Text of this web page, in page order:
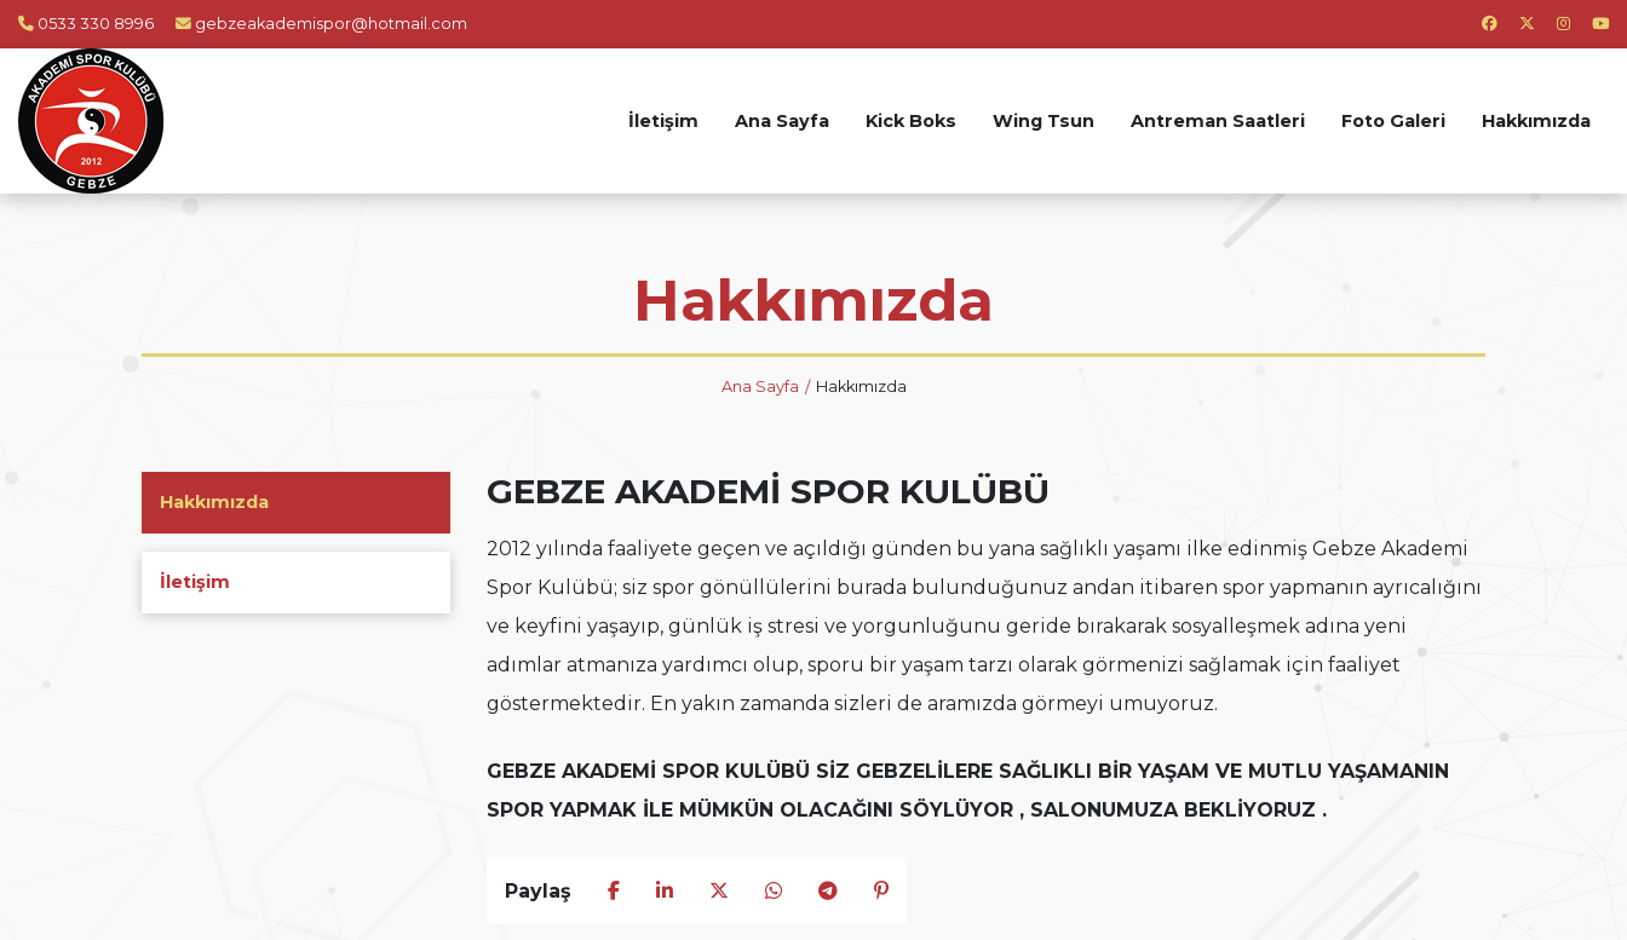
0533 330 8996 gebzeakademispor@hotmail.com
İletişim Ana Sayfa Kick Boks Wing Tsun Antreman Saatleri Foto Galeri Hakkımızda
Hakkımızda
Ana Sayfa Hakkımızda
Hakkımızda
İletişim
GEBZE AKADEMİ SPOR KULÜBÜ
2012 yılında faaliyete geçen ve açıldığı günden bu yana sağlıklı yaşamı ilke edinmiş Gebze Akademi
Spor Kulübü; siz spor gönüllülerini burada bulunduğunuz andan itibaren spor yapmanın ayrıcalığını
ve keyfini yaşayıp, günlük iş stresi ve yorgunluğunu geride bırakarak sosyalleşmek adına yeni
adımlar atmanıza yardımcı olup, sporu bir yaşam tarzı olarak görmenizi sağlamak için faaliyet
göstermektedir. En yakın zamanda sizleri de aramızda görmeyi umuyoruz.
GEBZE AKADEMİ SPOR KULÜBÜ SİZ GEBZELİLERE SAĞLIKLI BİR YAŞAM VE MUTLU YAŞAMANIN
SPOR YAPMAK İLE MÜMKÜN OLACAĞINI SÖYLÜYOR , SALONUMUZA BEKLİYORUZ .
Paylaş